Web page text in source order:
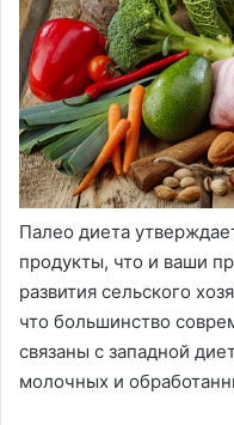
Палео диета
продукты, что и ваши
развития сельского
что большинство
связаны с западной
молочных и